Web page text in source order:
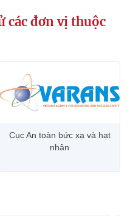
Công nghệ (MST)
Thị Hải Hằng
học và Công nghệ.
Nguyễn Du, TP. Hà Nội
và Công Nghệ
các đơn vị thuộc
Cục An toàn bức xạ và hạt
nhân